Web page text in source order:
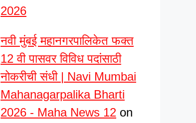
2026
नवी मुंबई महानगरपालिकेत फक्त
12 वी पासवर विविध पदांसाठी
नोकरीची संधी | Navi Mumbai
Mahanagarpalika Bharti
2026 - Maha News 12 on